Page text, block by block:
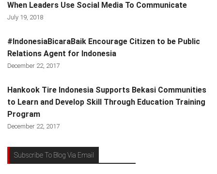
When Leaders Use Social Media To Communicate
July 19, 2018
#IndonesiaBicaraBaik Encourage Citizen to be Public
Relations Agent for Indonesia
December 22, 2017
Hankook Tire Indonesia Supports Bekasi Communities
to Learn and Develop Skill Through Education Training
Program
December 22, 2017
Subscribe To Blog Via Email